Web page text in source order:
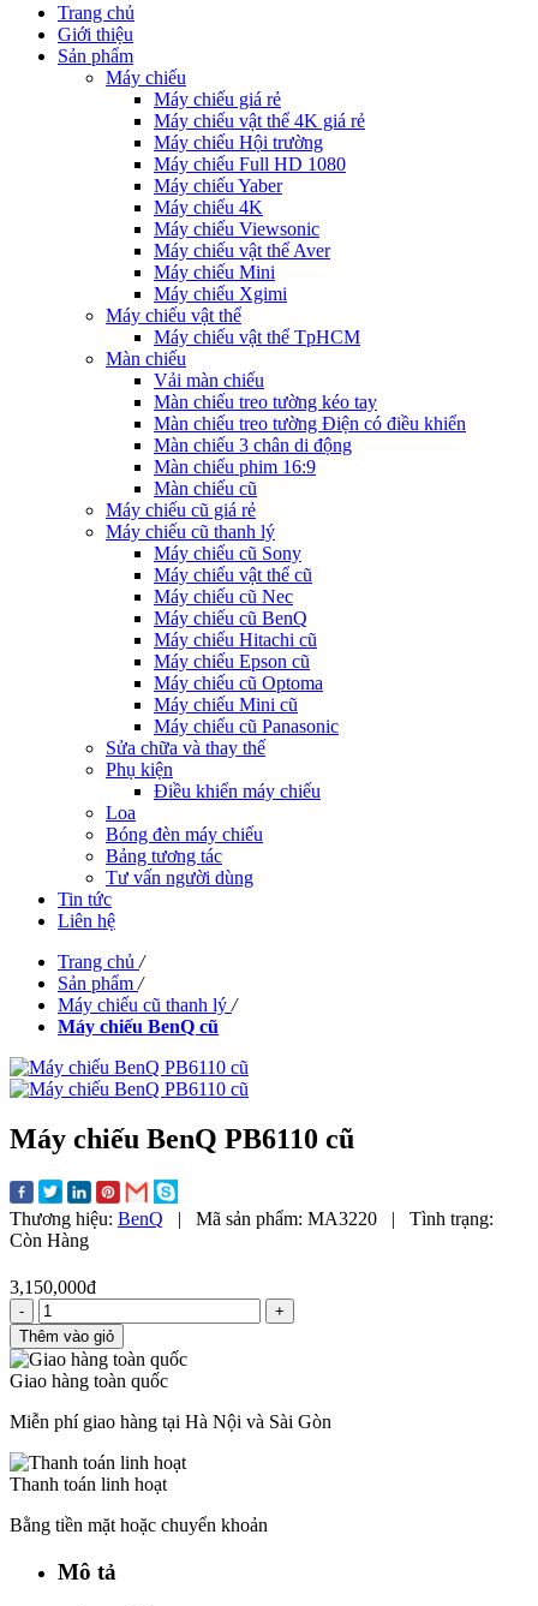
Trang chủ
Giới thiệu
Sản phẩm
Máy chiếu
Máy chiếu giá rẻ
Máy chiếu vật thể 4K giá rẻ
Máy chiếu Hội trường
Máy chiếu Full HD 1080
Máy chiếu Yaber
Máy chiếu 4K
Máy chiếu Viewsonic
Máy chiếu vật thể Aver
Máy chiếu Mini
Máy chiếu Xgimi
Máy chiếu vật thể
Máy chiếu vật thể TpHCM
Màn chiếu
Vải màn chiếu
Màn chiếu treo tường kéo tay
Màn chiếu treo tường Điện có điều khiển
Màn chiếu 3 chân di động
Màn chiếu phim 16:9
Màn chiếu cũ
Máy chiếu cũ giá rẻ
Máy chiếu cũ thanh lý
Máy chiếu cũ Sony
Máy chiếu vật thể cũ
Máy chiếu cũ Nec
Máy chiếu cũ BenQ
Máy chiếu Hitachi cũ
Máy chiếu Epson cũ
Máy chiếu cũ Optoma
Máy chiếu Mini cũ
Máy chiếu cũ Panasonic
Sửa chữa và thay thế
Phụ kiện
Điều khiển máy chiếu
Loa
Bóng đèn máy chiếu
Bảng tương tác
Tư vấn người dùng
Tin tức
Liên hệ
Trang chủ /
Sản phẩm /
Máy chiếu cũ thanh lý /
Máy chiếu BenQ cũ
Máy chiếu BenQ PB6110 cũ
Thương hiệu: BenQ | Mã sản phẩm: MA3220 |
Tình trạng:
Còn Hàng
3,150,000đ
-
+
Thêm vào giỏ
Giao hàng toàn quốc
Miễn phí giao hàng tại Hà Nội và Sài Gòn
Thanh toán linh hoạt
Bằng tiền mặt hoặc chuyển khoản
Mô tả